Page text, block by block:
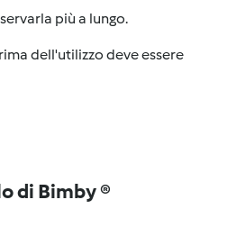
più a lungo.
dell'utilizzo deve essere
di Bimby ®